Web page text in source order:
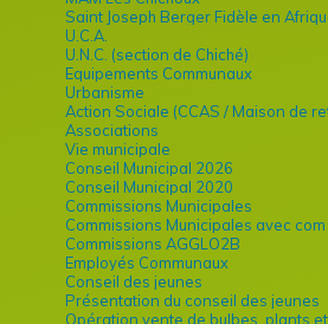
Saint Joseph Berger Fidèle en
U.C.A.
U.N.C. (section de Chiché)
Equipements Communaux
Urbanisme
Action Sociale (CCAS / Maison de
Associations
Vie municipale
Conseil Municipal 2026
Conseil Municipal 2020
Commissions Municipales
Commissions Municipales avec
Commissions AGGLO2B
Employés Communaux
Conseil des jeunes
Présentation du conseil des jeunes
Opération vente de bulbes, plants